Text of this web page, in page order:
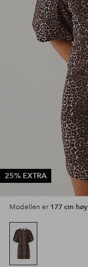
25% EXTRA
Modellen er 177 cm høy